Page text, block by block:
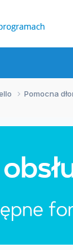
Pomocna